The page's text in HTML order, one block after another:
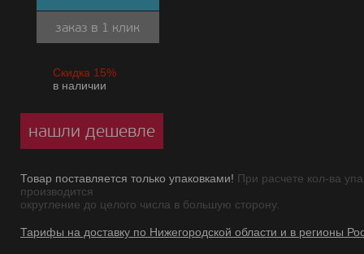
заказ в 1 клик
Скидка 15%
в наличии
нашли дешевле
Товар поставляется только упаковками! При расчете кол-ва
производится
округление до целого числа в большую сторону.
Тарифы на доставку по Нижегородской области и в регионы